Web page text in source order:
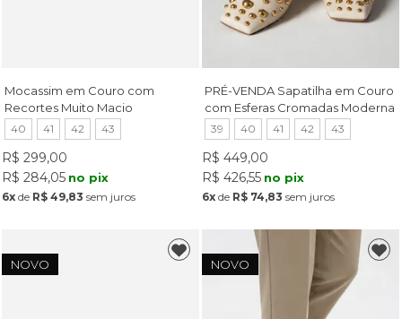
Mocassim em Couro com
Recortes Muito Macio
Champagne
40 41 42 43
R$ 299,00
R$ 284,05 no pix
6xde R$ 49,83 sem juros
PRÉ-VENDA Sapatilha em Couro
com Esferas Cromadas Moderna
Off White
39 40 41 42 43
R$ 449,00
R$ 426,55 no pix
6x de R$ 74,83 sem juros
NOVO NOVO